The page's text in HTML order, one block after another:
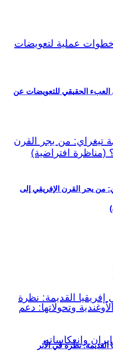
الحقيقي للتعويضات عن
من يجر القرن الإفريقي إلى
القديمة: نظرة في الأثر